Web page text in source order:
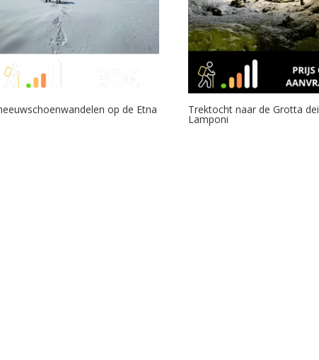
op de Etna Trektocht naar de Grotta dei
Lamponi